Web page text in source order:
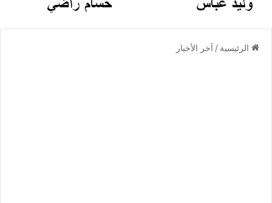
الرئيسية / آخر الأخبار